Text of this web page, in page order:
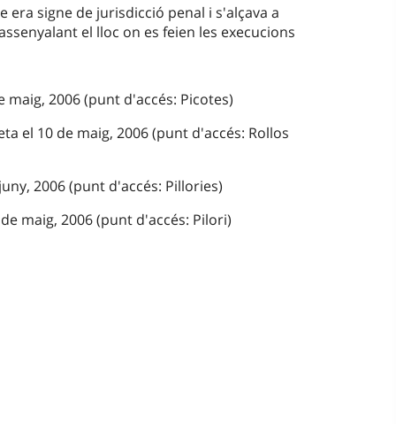
signe de jurisdicció penal i s'alçava a
el lloc on es feien les execucions
maig, 2006 (punt d'accés: Picotes)
el 10 de maig, 2006 (punt d'accés: Rollos
2006 (punt d'accés: Pillories)
maig, 2006 (punt d'accés: Pilori)